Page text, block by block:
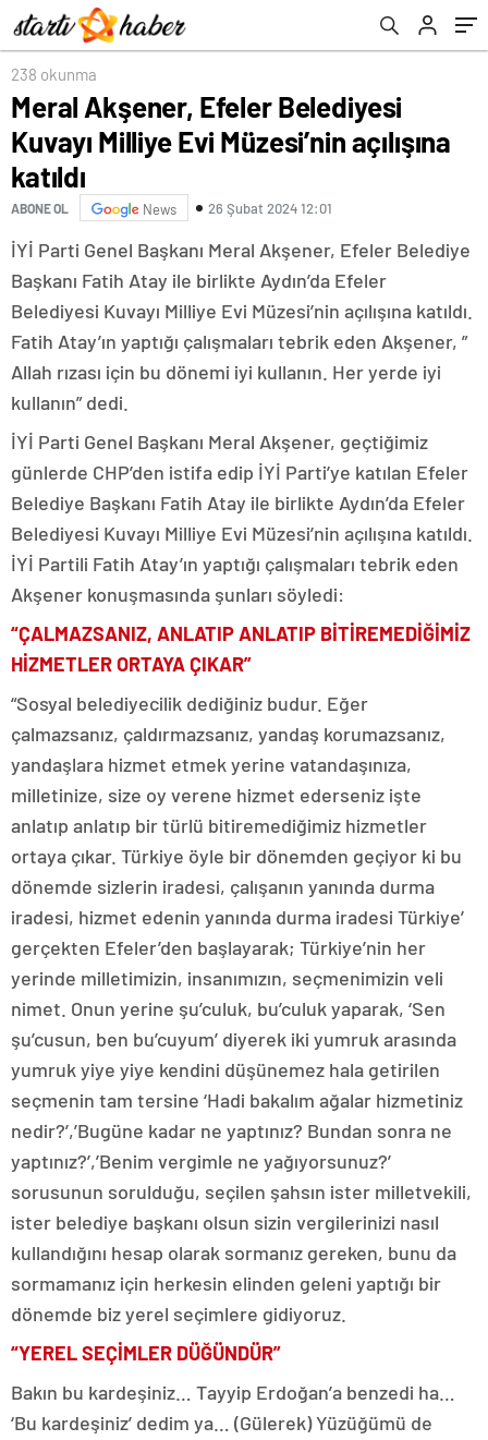
238 okunma
Meral Akşener, Efeler Belediyesi
Kuvayı Milliye Evi Müzesi’nin açılışına
katıldı
ABONE OL News 26 Şubat 2024 12:01
İYİ Parti Genel Başkanı Meral Akşener, Efeler Belediye
Başkanı Fatih Atay ile birlikte Aydın’da Efeler
Belediyesi Kuvayı Milliye Evi Müzesi’nin açılışına katıldı.
Fatih Atay’ın yaptığı çalışmaları tebrik eden Akşener, ”
Allah rızası için bu dönemi iyi kullanın. Her yerde iyi
kullanın” dedi.
İYİ Parti Genel Başkanı Meral Akşener, geçtiğimiz
günlerde CHP’den istifa edip İYİ Parti’ye katılan Efeler
Belediye Başkanı Fatih Atay ile birlikte Aydın’da Efeler
Belediyesi Kuvayı Milliye Evi Müzesi’nin açılışına katıldı.
İYİ Partili Fatih Atay’ın yaptığı çalışmaları tebrik eden
Akşener konuşmasında şunları söyledi:
“ÇALMAZSANIZ, ANLATIP ANLATIP BİTİREMEDİĞİMİZ
HİZMETLER ORTAYA ÇIKAR”
“Sosyal belediyecilik dediğiniz budur. Eğer
çalmazsanız, çaldırmazsanız, yandaş korumazsanız,
yandaşlara hizmet etmek yerine vatandaşınıza,
milletinize, size oy verene hizmet ederseniz işte
anlatıp anlatıp bir türlü bitiremediğimiz hizmetler
ortaya çıkar. Türkiye öyle bir dönemden geçiyor ki bu
dönemde sizlerin iradesi, çalışanın yanında durma
iradesi, hizmet edenin yanında durma iradesi Türkiye’
gerçekten Efeler’den başlayarak; Türkiye’nin her
yerinde milletimizin, insanımızın, seçmenimizin veli
nimet. Onun yerine şu’culuk, bu’culuk yaparak, ‘Sen
şu’cusun, ben bu’cuyum’ diyerek iki yumruk arasında
yumruk yiye yiye kendini düşünemez hala getirilen
seçmenin tam tersine ‘Hadi bakalım ağalar hizmetiniz
nedir?’,’Bugüne kadar ne yaptınız? Bundan sonra ne
yaptınız?’,’Benim vergimle ne yağıyorsunuz?’
sorusunun sorulduğu, seçilen şahsın ister milletvekili,
ister belediye başkanı olsun sizin vergilerinizi nasıl
kullandığını hesap olarak sormanız gereken, bunu da
sormamanız için herkesin elinden geleni yaptığı bir
dönemde biz yerel seçimlere gidiyoruz.
“YEREL SEÇİMLER DÜĞÜNDÜR”
Bakın bu kardeşiniz… Tayyip Erdoğan’a benzedi ha…
‘Bu kardeşiniz’ dedim ya… (Gülerek) Yüzüğümü de